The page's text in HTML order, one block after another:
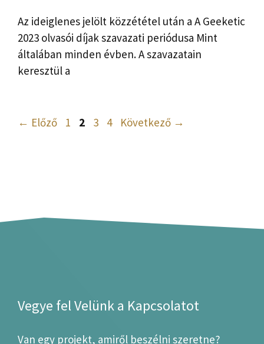
Az ideiglenes jelölt közzététel után a A Geeketic
2023 olvasói díjak szavazati periódusa Mint
általában minden évben. A szavazatain
keresztül a
← Előző Oldal
1 Oldal
2 Oldal
3 Oldal
4 Következő →
Vegye fel Velünk a Kapcsolatot
Van egy projekt, amiről beszélni szeretne?